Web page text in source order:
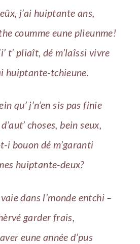
j’ai huiptante ans,
coumme eune plieunme!
t’ pliaît, dé m’laîssi vivre
huiptante-tchieune.
qu’ j’n’en sis pas finie
choses, bein seux,
t-i bouon dé m’garanti
huiptante-deux?
dans l’monde entchi –
garder frais,
eune année d’pus